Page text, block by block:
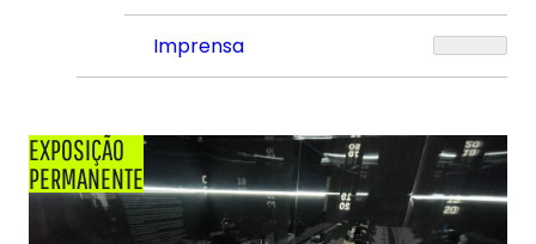
Imprensa
EXPOSIÇÃO
PERMANENTE